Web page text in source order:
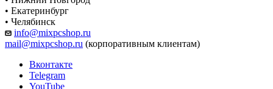
• Екатеринбург
• Челябинск
info@mixpcshop.ru
mail@mixpcshop.ru (корпоративным клиентам)
Вконтакте
Telegram
YouTube